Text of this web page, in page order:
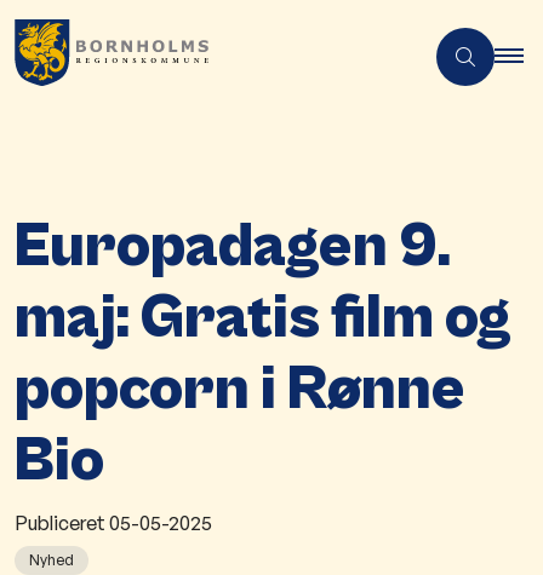
Europadagen 9.
maj: Gratis film og
popcorn i Rønne
Bio
Publiceret 05-05-2025
Nyhed